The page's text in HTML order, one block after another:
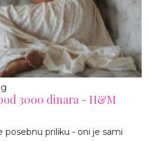
3000 dinara - H&M
posebnu priliku - oni je sami